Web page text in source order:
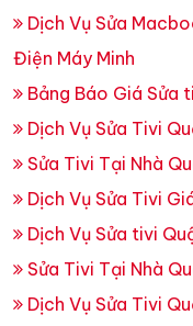
Dịch Vụ Sửa
Điện Máy Minh
Bảng Báo Giá Sửa
Dịch Vụ Sửa Tivi
Sửa Tivi Tại Nhà
Dịch Vụ Sửa Tivi
Dịch Vụ Sửa tivi
Sửa Tivi Tại Nhà
Dịch Vụ Sửa Tivi